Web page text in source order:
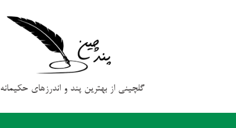
گلچینی از بهترین پند و اندرزهای حکیمانه